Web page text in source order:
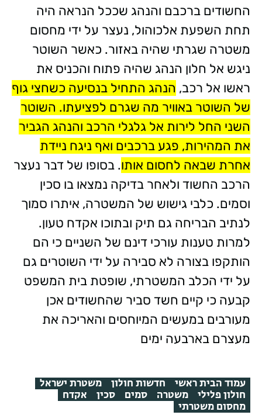
החשודים ברכבם והנהג שככל הנראה היה
תחת השפעת אלכוהול, נעצר על ידי מחסום
משטרה שגרתי שהיה באזור. כאשר השוטר
ניגש אל חלון הנהג שהיה פתוח והכניס את
ראשו אל רכב, הנהג התחיל בנסיעה כשחצי גוף
של השוטר באוויר מה שגרם לפציעתו. השוטר
השני החל לירות אל גלגלי הרכב והנהג הגביר
את המהירות, פגע ברכבים ואף ניגח ניידת
אחרת שבאה לחסום אותו. בסופו של דבר נעצר
הרכב החשוד ולאחר בדיקה נמצאו בו סכין
וסמים. כלבי גישוש של המשטרה, איתרו סמוך
לנתיב הבריחה גם תיק ובתוכו אקדח טעון.
למרות טענות עורכי דינם של השניים כי הם
הותקפו בצורה לא סבירה על ידי השוטרים גם
על ידי הכלב המשטרתי, שופטת בית המשפט
קבעה כי קיים חשד סביר שהחשודים אכן
מעורבים במעשים המיוחסים והאריכה את
מעצרם בארבעה ימים
עמוד הבית ראשי חדשות חולון משטרת ישראל
חולון פלילי משטרה סמים סכין אקדח
מחסום משטרתי